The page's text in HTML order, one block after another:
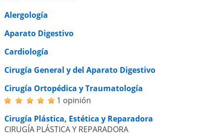
Alergología
Aparato Digestivo
Cardiología
Cirugía General y del Aparato Digestivo
Cirugía Ortopédica y Traumatología
1 opinión
Cirugía Plástica, Estética y Reparadora
CIRUGÍA PLÁSTICA Y REPARADORA